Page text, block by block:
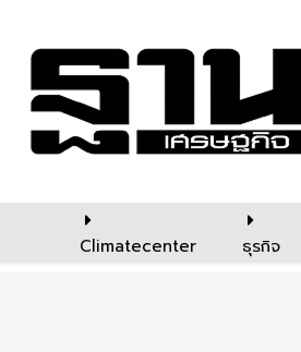
Climatecenter ธุรกิจ